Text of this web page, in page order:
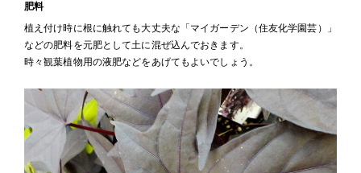
肥料
植え付け時に根に触れても大丈夫な「マイガーデン（住友化学園芸）」
などの肥料を元肥として土に混ぜ込んでおきます。
時々観葉植物用の液肥などをあげてもよいでしょう。